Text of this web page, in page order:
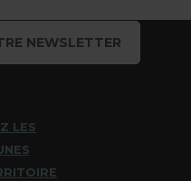
NEWSLETTER
LES